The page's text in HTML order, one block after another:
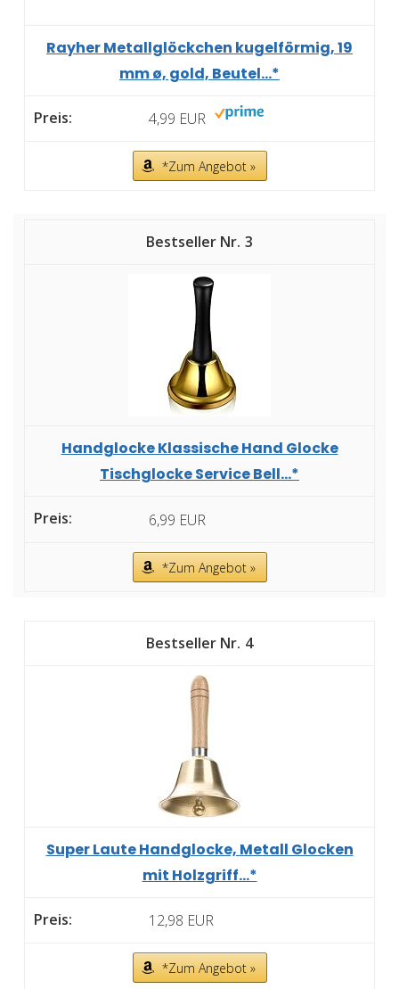
Rayher Metallglöckchen kugelförmig, 19
mm ø, gold, Beutel...*
4,99 EUR
*Zum Angebot »
3
Handglocke Klassische Hand Glocke
Tischglocke Service Bell...*
6,99 EUR
*Zum Angebot »
4
Super Laute Handglocke, Metall Glocken
mit Holzgriff...*
12,98 EUR
*Zum Angebot »